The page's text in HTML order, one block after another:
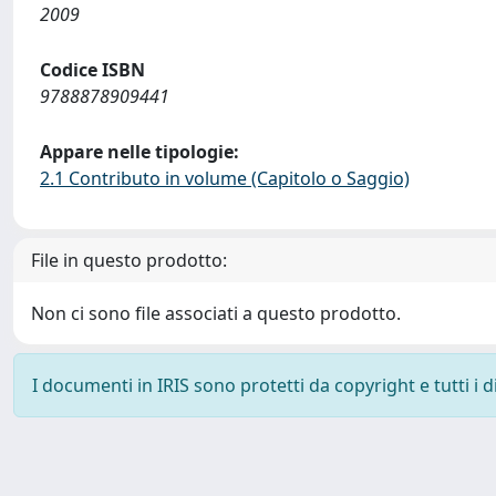
2009
Codice ISBN
9788878909441
Appare nelle tipologie:
2.1 Contributo in volume (Capitolo o Saggio)
File in questo prodotto:
Non ci sono file associati a questo prodotto.
I documenti in IRIS sono protetti da copyright e tutti i